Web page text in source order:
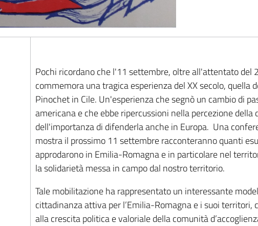
Pochi ricordano che l'11 settembre, oltre all'attentato del
commemora una tragica esperienza del XX secolo, quella
Pinochet in Cile. Un'esperienza che segnò un cambio di
americana e che ebbe ripercussioni nella percezione della
dell'importanza di difenderla anche in Europa. Una
mostra il prossimo 11 settembre racconteranno quanti
approdarono in Emilia-Romagna e in particolare nel
la solidarietà messa in campo dal nostro territorio.
Tale mobilitazione ha rappresentato un interessante
cittadinanza attiva per l’Emilia-Romagna e i suoi territori,
alla crescita politica e valoriale della comunità